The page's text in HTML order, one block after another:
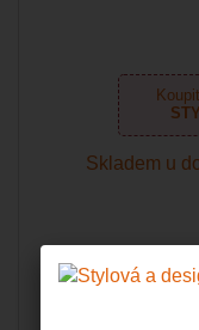
Skladem u